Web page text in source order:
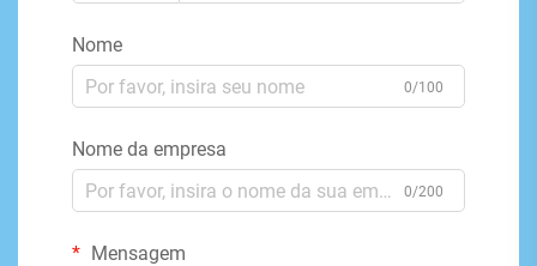
Nome
0/100
Nome da empresa
0/200
Mensagem